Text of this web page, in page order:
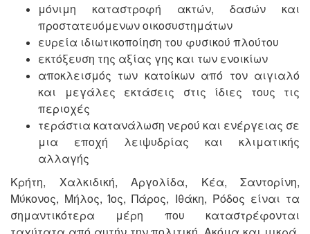
μόνιμη καταστροφή ακτών, δασών και
προστατευόμενων οικοσυστημάτων
ευρεία ιδιωτικοποίηση του φυσικού πλούτου
εκτόξευση της αξίας γης και των ενοικίων
αποκλεισμός των κατοίκων από τον αιγιαλό
και μεγάλες εκτάσεις στις ίδιες τους τις
περιοχές
τεράστια κατανάλωση νερού και ενέργειας σε
μια εποχή λειψυδρίας και κλιματικής
αλλαγής
Κρήτη, Χαλκιδική, Αργολίδα, Κέα, Σαντορίνη,
Μύκονος, Μήλος, Ίος, Πάρος, Ιθάκη, Ρόδος είναι τα
σημαντικότερα μέρη που καταστρέφονται